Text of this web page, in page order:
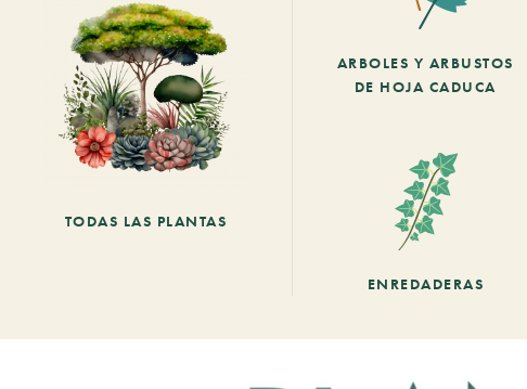
TODAS LAS PLANTAS
ARBOLES Y ARBUSTOS
DE HOJA CADUCA
ENREDADERAS